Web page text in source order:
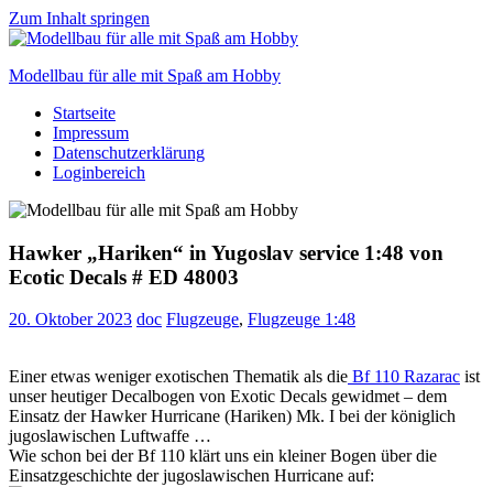
Zum Inhalt springen
Modellbau für alle mit Spaß am Hobby
Scale
modelling
to
Startseite
Impressum
Datenschutzerklärung
Loginbereich
Hawker „Hariken“ in Yugoslav service 1:48 von
Ecotic Decals # ED 48003
20. Oktober 2023 doc Flugzeuge, Flugzeuge 1:48
Einer etwas weniger exotischen Thematik als die Bf 110 Razarac ist
unser heutiger Decalbogen von Exotic Decals gewidmet – dem
Einsatz der Hawker Hurricane (Hariken) Mk. I bei der königlich
jugoslawischen Luftwaffe …
Wie schon bei der Bf 110 klärt uns ein kleiner Bogen über die
Einsatzgeschichte der jugoslawischen Hurricane auf: